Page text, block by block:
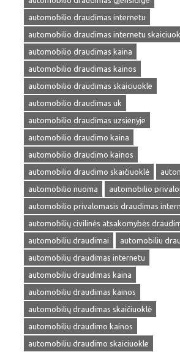
automobilio draudimas internetu
automobilio draudimas internetu
automobilio draudimas kaina
automobilio draudimas kainos
automobilio draudimas skaiciuokle
automobilio draudimas uk
automobilio draudimas uzsienyje
automobilio draudimo kaina
automobilio draudimo kainos
automobilio draudimo skaičiuoklė
automobilio nuoma
automobilio
automobilio privalomasis draudimas
automobilių civilinės atsakomybės
automobiliu draudimai
automobiliu
automobiliu draudimas internetu
automobiliu draudimas kaina
automobiliu draudimas kainos
automobilių draudimas skaičiuoklė
automobiliu draudimo kainos
automobiliu draudimo skaiciuokle